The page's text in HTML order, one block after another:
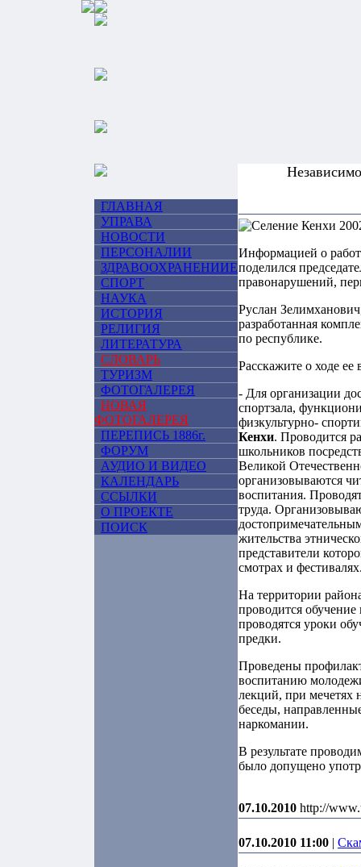
ГЛАВНАЯ
УПРАВА
НОВОСТИ
ПЕРСОНАЛИИ
ЗДРАВООХРАНЕНИИЕ
СПОРТ
НАУКА
ИСТОРИЯ
РЕЛИГИЯ
ЛИТЕРАТУРА
СЛОВАРЬ
ТУРИЗМ
ФОТОГАЛЕРЕЯ
НОВАЯ
ФОТОГАЛЕРЕЯ
ПЕРЕПИСЬ 1886г.
ФОРУМ
АУДИО И ВИДЕО
КАЛЕНДАРЬ
ССЫЛКИ
О ПРОЕКТЕ
ПОИСК
Информацией о
поделился
правонарушений,
Руслан
разработанная
по республике.
Расскажите о ходе
- Для организации
спортзала,
физкультурно-
Кенхи. Проводится
школьников
Великой
организовываются
воспитания.
труда.
жительства
представители
смотрах и
На территории
проводится
проводятся уроки
предки.
Проведены
воспитанию
лекций, при мечетях
беседы,
наркомании.
В результате
было допущено
07.10.2010 http://
07.10.2010 11:00 |